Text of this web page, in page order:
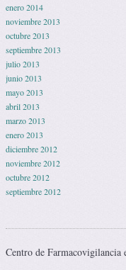
enero 2014
noviembre 2013
octubre 2013
septiembre 2013
julio 2013
junio 2013
mayo 2013
abril 2013
marzo 2013
enero 2013
diciembre 2012
noviembre 2012
octubre 2012
septiembre 2012
Centro de Farmacovigilancia